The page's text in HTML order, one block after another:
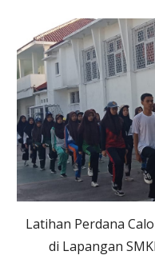
Latihan Perdana
di Lapangan